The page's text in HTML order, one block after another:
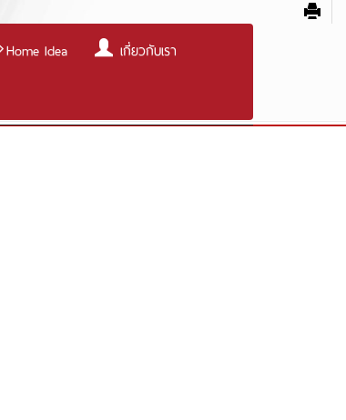
Home Idea
เกี่ยวกับเรา